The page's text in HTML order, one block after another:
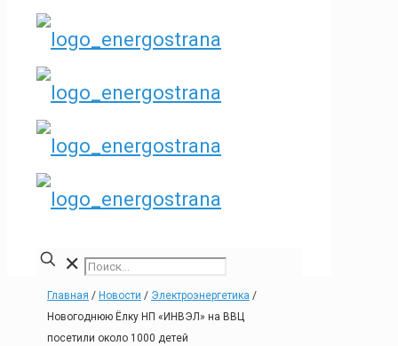
✕
Главная / Новости / Электроэнергетика /
Новогоднюю Ёлку НП «ИНВЭЛ» на ВВЦ
посетили около 1000 детей